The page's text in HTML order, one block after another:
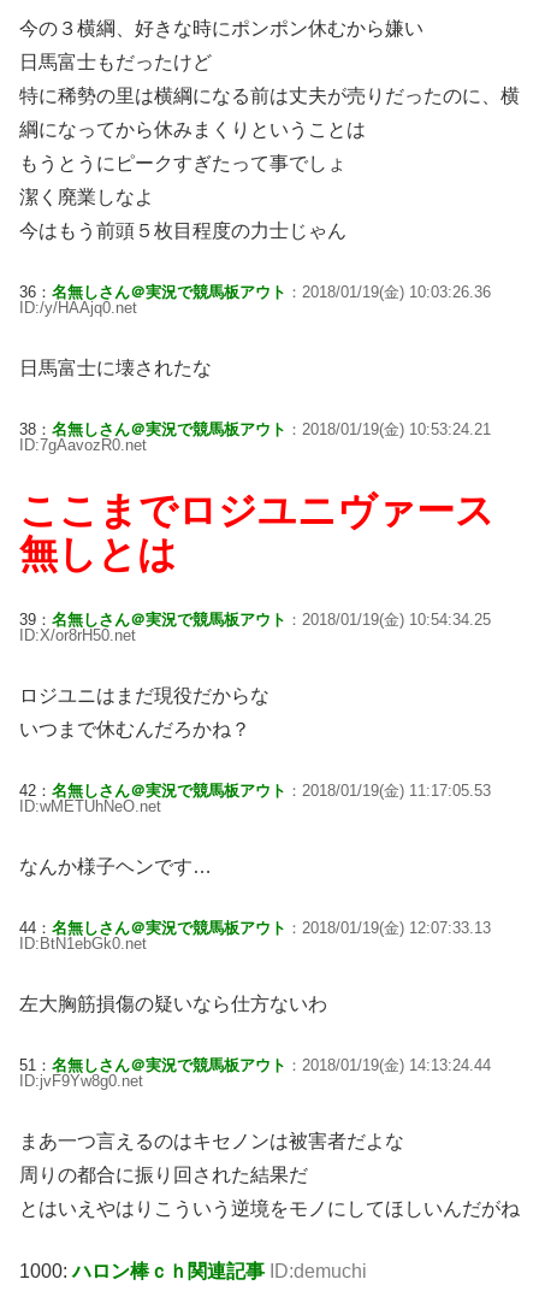
今の３横綱、好きな時にポンポン休むから嫌い
日馬富士もだったけど
特に稀勢の里は横綱になる前は丈夫が売りだったのに、横
綱になってから休みまくりということは
もうとうにピークすぎたって事でしょ
潔く廃業しなよ
今はもう前頭５枚目程度の力士じゃん
36： 名無しさん＠実況で競馬板アウト ：2018/01/19(金) 10:03:26.36
ID:/y/HAAjq0.net
日馬富士に壊されたな
38： 名無しさん＠実況で競馬板アウト ：2018/01/19(金) 10:53:24.21
ID:7gAavozR0.net
ここまでロジユニヴァース
無しとは
39： 名無しさん＠実況で競馬板アウト ：2018/01/19(金) 10:54:34.25
ID:X/or8rH50.net
ロジユニはまだ現役だからな
いつまで休むんだろかね？
42： 名無しさん＠実況で競馬板アウト ：2018/01/19(金) 11:17:05.53
ID:wMETUhNeO.net
なんか様子ヘンです…
44： 名無しさん＠実況で競馬板アウト ：2018/01/19(金) 12:07:33.13
ID:BtN1ebGk0.net
左大胸筋損傷の疑いなら仕方ないわ
51： 名無しさん＠実況で競馬板アウト ：2018/01/19(金) 14:13:24.44
ID:jvF9Yw8g0.net
まあ一つ言えるのはキセノンは被害者だよな
周りの都合に振り回された結果だ
とはいえやはりこういう逆境をモノにしてほしいんだがね
1000:ハロン棒ｃｈ関連記事 ID:demuchi